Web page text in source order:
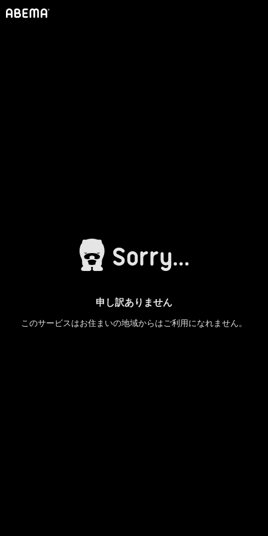
申し訳ありません
このサービスはお住まいの地域からはご利用になれません。